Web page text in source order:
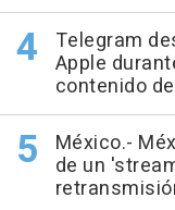
Telegram
Apple
contenido
México.-
de un